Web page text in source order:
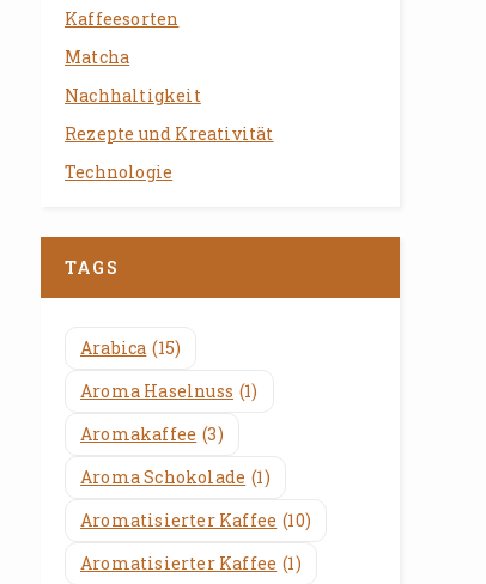
Kaffeesorten
Matcha
Nachhaltigkeit
Rezepte und Kreativität
Technologie
TAGS
Arabica (15)
Aroma Haselnuss (1)
Aromakaffee (3)
Aroma Schokolade (1)
Aromatisierter Kaffee (10)
Aromatisierter Kaffee (1)